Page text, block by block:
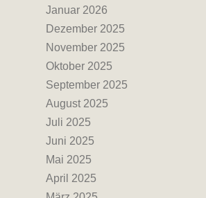
Januar 2026
Dezember 2025
November 2025
Oktober 2025
September 2025
August 2025
Juli 2025
Juni 2025
Mai 2025
April 2025